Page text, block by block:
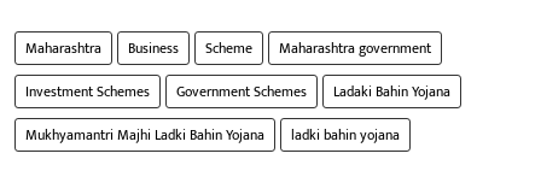
Maharashtra Business Scheme
Maharashtra government
Investment Schemes
Government Schemes
Ladaki Bahin Yojana
Mukhyamantri Majhi Ladki Bahin Yojana
ladki bahin yojana